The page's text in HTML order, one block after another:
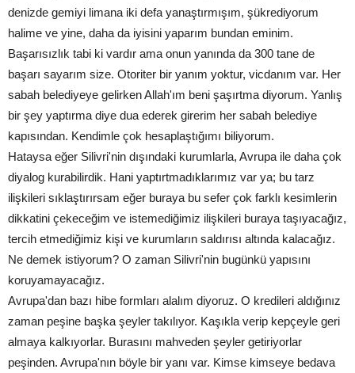
denizde gemiyi limana iki defa yanaştırmışım, şükrediyorum
halime ve yine, daha da iyisini yaparım bundan eminim.
Başarısızlık tabi ki vardır ama onun yanında da 300 tane de
başarı sayarım size. Otoriter bir yanım yoktur, vicdanım var. Her
sabah belediyeye gelirken Allah'ım beni şaşırtma diyorum. Yanlış
bir şey yaptırma diye dua ederek girerim her sabah belediye
kapısından. Kendimle çok hesaplaştığımı biliyorum.
Hataysa eğer Silivri'nin dışındaki kurumlarla, Avrupa ile daha çok
diyalog kurabilirdik. Hani yaptırtmadıklarımız var ya; bu tarz
ilişkileri sıklaştırırsam eğer buraya bu sefer çok farklı kesimlerin
dikkatini çekeceğim ve istemediğimiz ilişkileri buraya taşıyacağız,
tercih etmediğimiz kişi ve kurumların saldırısı altında kalacağız.
Ne demek istiyorum? O zaman Silivri'nin bugünkü yapısını
koruyamayacağız.
Avrupa'dan bazı hibe formları alalım diyoruz. O kredileri aldığınız
zaman peşine başka şeyler takılıyor. Kaşıkla verip kepçeyle geri
almaya kalkıyorlar. Burasını mahveden şeyler getiriyorlar
peşinden. Avrupa'nın böyle bir yanı var. Kimse kimseye bedava